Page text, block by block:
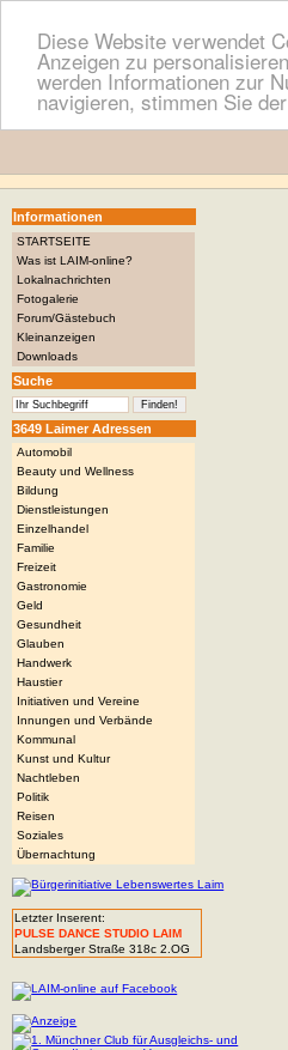
Diese Website verwendet
Anzeigen zu
werden Informationen zur
navigieren, stimmen Sie
Informationen
STARTSEITE
Was ist LAIM-online?
Lokalnachrichten
Fotogalerie
Forum/Gästebuch
Kleinanzeigen
Downloads
Suche
3649 Laimer Adressen
Automobil
Beauty und Wellness
Bildung
Dienstleistungen
Einzelhandel
Familie
Freizeit
Gastronomie
Geld
Gesundheit
Glauben
Handwerk
Haustier
Initiativen und Vereine
Innungen und Verbände
Kommunal
Kunst und Kultur
Nachtleben
Politik
Reisen
Soziales
Übernachtung
Letzter Inserent:
PULSE DANCE STUDIO LAIM
Landsberger Straße 318c 2.OG